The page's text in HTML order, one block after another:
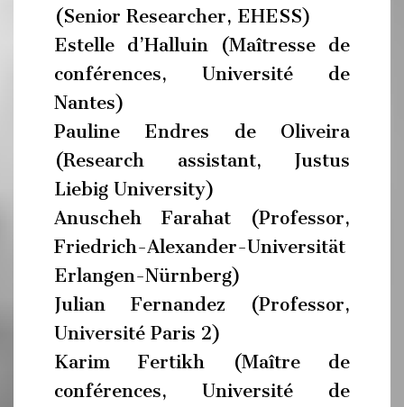
(Senior Researcher, EHESS)
Estelle d’Halluin (Maîtresse de
conférences, Université de
Nantes)
Pauline Endres de Oliveira
(Research assistant, Justus
Liebig University)
Anuscheh Farahat (Professor,
Friedrich-Alexander-Universität
Erlangen-Nürnberg)
Julian Fernandez (Professor,
Université Paris 2)
Karim Fertikh (Maître de
conférences, Université de